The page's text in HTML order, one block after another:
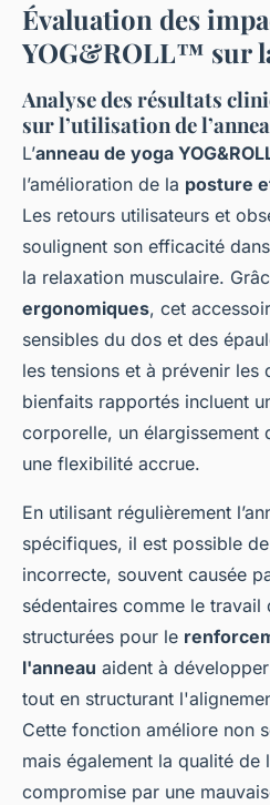
Évaluation des
YOG&ROLL™ sur
Analyse des résultats
sur l’utilisation de
L’anneau de yoga
l’amélioration de la posture
Les retours utilisateurs et
soulignent son efficacité
la relaxation musculaire.
ergonomiques, cet
sensibles du dos et des
les tensions et à prévenir les
bienfaits rapportés incluent
corporelle, un élargissement
une flexibilité accrue.
En utilisant régulièrement
spécifiques, il est possible
incorrecte, souvent causée
sédentaires comme le travail
structurées pour le
l'anneau aident à
tout en structurant
Cette fonction améliore non
mais également la qualité de
compromise par une